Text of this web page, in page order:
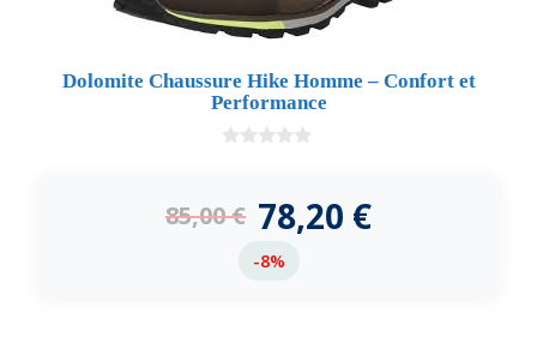
Dolomite Chaussure Hike Homme – Confort et
Performance
5
85,00€ 78,20 €
-8%